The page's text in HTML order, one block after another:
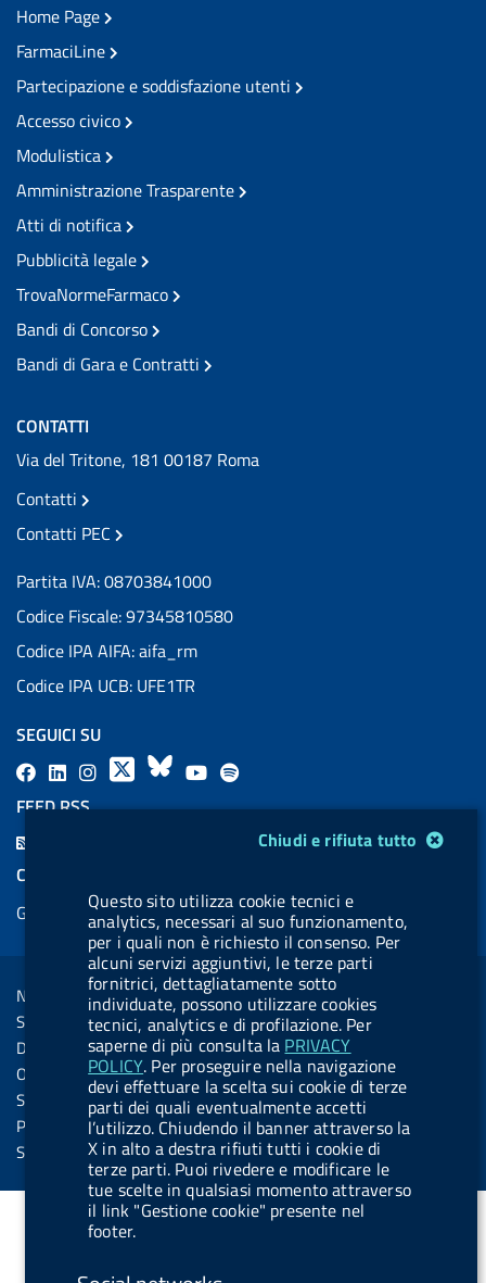
Chiudi e rifiuta tutto
Questo sito utilizza cookie tecnici e
analytics, necessari al suo funzionamento,
per i quali non è richiesto il consenso. Per
alcuni servizi aggiuntivi, le terze parti
fornitrici, dettagliatamente sotto
individuate, possono utilizzare cookies
tecnici, analytics e di profilazione. Per
saperne di più consulta la PRIVACY
POLICY. Per proseguire nella navigazione
devi effettuare la scelta sui cookie di terze
parti dei quali eventualmente accetti
l’utilizzo. Chiudendo il banner attraverso la
X in alto a destra rifiuti tutti i cookie di
terze parti. Puoi rivedere e modificare le
tue scelte in qualsiasi momento attraverso
il link "Gestione cookie" presente nel
footer.
Home Page
FarmaciLine
Partecipazione e soddisfazione utenti
Accesso civico
Modulistica
Amministrazione Trasparente
Atti di notifica
Pubblicità legale
TrovaNormeFarmaco
Bandi di Concorso
Bandi di Gara e Contratti
CONTATTI
Via del Tritone, 181 00187 Roma
Contatti
Contatti PEC
Partita IVA: 08703841000
Codice Fiscale: 97345810580
Codice IPA AIFA: aifa_rm
Codice IPA UCB: UFE1TR
SEGUICI SU
F
a
L
i
.
b
u
t
t
o
n
.
i
n
s
t
X
B
k
y
Y
b
e
l
.
b
u
t
t
o
n
.
s
p
o
FEED RSS
COOKIES
Gestione cookie
Sezione Link Utili
Note legali
Social Media Policy
Dichiarazione di accessibilità
Obiettivi di accessibilità
Statistiche sito
Privacy
Servizi Online